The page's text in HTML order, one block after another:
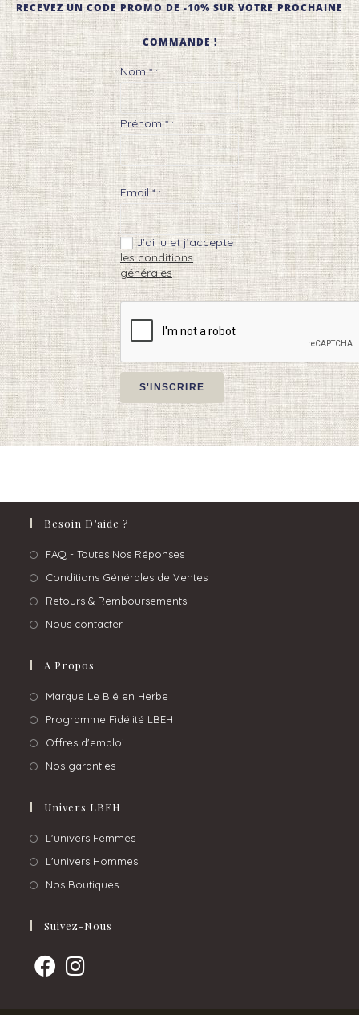
RECEVEZ UN CODE PROMO DE -10% SUR VOTRE PROCHAINE
COMMANDE !
Nom * :
Prénom * :
Email * :
J’ai lu et j’accepte
les conditions
générales
Besoin D’aide ?
FAQ - Toutes Nos Réponses
Conditions Générales de Ventes
Retours & Remboursements
Nous contacter
A Propos
Marque Le Blé en Herbe
Programme Fidélité LBEH
Offres d'emploi
Nos garanties
Univers LBEH
L'univers Femmes
L'univers Hommes
Nos Boutiques
Suivez-Nous